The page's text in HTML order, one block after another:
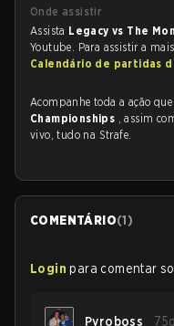
Onde assistir
Assista Legacy vs The
Youtube. Para assistir a
Calendário de partidas
Acompanhe toda a ação que
Championships , assim
vivo, tudo na Strafe.
COMENTÁRIO(1)
Login para comentar
Pyroboss 75d